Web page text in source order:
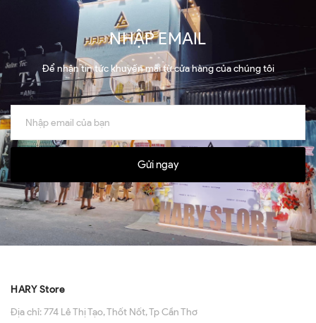
NHẬP EMAIL
Để nhận tin tức khuyến mãi từ cửa hàng của chúng tôi
Gửi ngay
HARY Store
Địa chỉ:774 Lê Thị Tạo, Thốt Nốt, Tp Cần Thơ